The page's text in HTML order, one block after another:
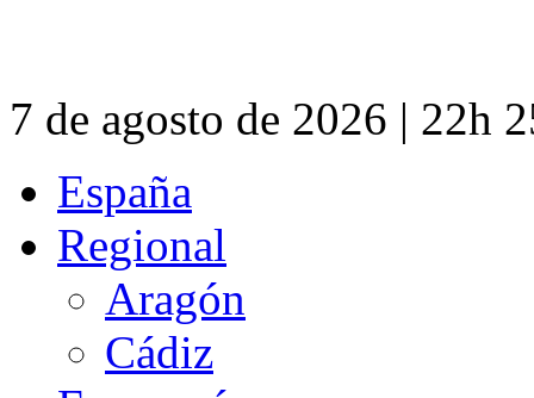
7 de agosto de 2026 | 22h
España
Regional
Aragón
Cádiz